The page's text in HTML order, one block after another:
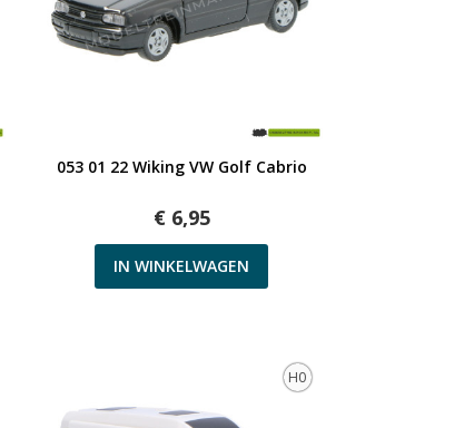
Snel bekijken
053 01 22 Wiking VW Golf Cabrio
€ 6,95
IN WINKELWAGEN
H0